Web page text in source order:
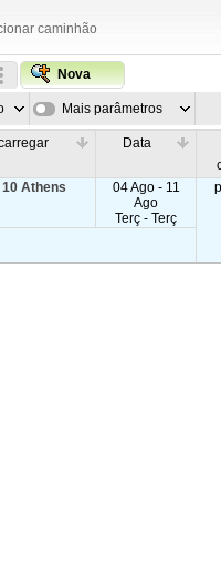
caminhão
Nova
Mais parâmetros
Data
10 Athens
04 Ago - 11
Ago
Terç - Terç